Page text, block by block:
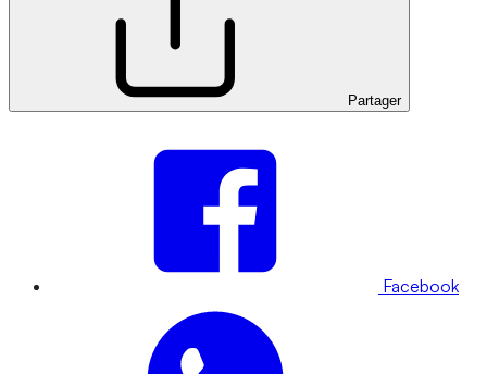
Partager
Facebook